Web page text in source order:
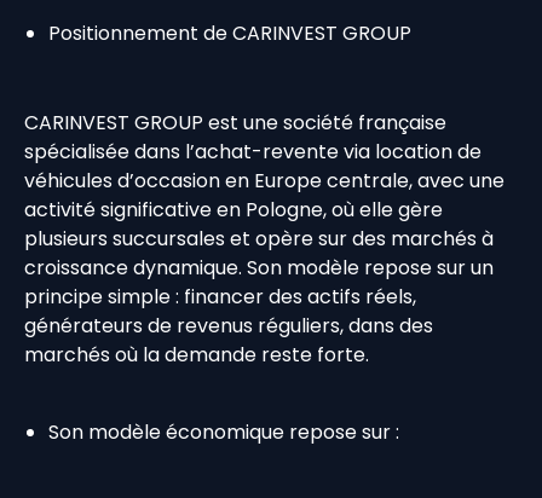
Positionnement de CARINVEST GROUP
CARINVEST GROUP est une société française
spécialisée dans l’achat-revente via location de
véhicules d’occasion en Europe centrale, avec une
activité significative en Pologne, où elle gère
plusieurs succursales et opère sur des marchés à
croissance dynamique. Son modèle repose sur un
principe simple : financer des actifs réels,
générateurs de revenus réguliers, dans des
marchés où la demande reste forte.
Son modèle économique repose sur :